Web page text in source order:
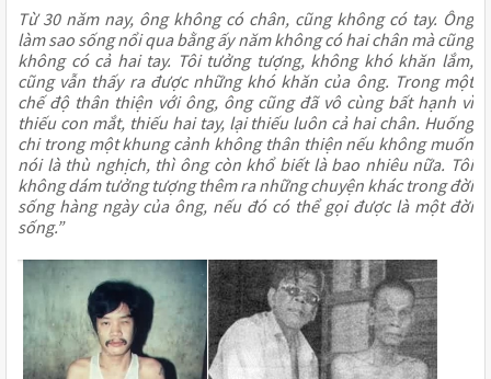
Từ 30 năm nay, ông không có chân, cũng không có tay. Ông
làm sao sống nổi qua bằng ấy năm không có hai chân mà cũng
không có cả hai tay. Tôi tưởng tượng, không khó khăn lắm,
cũng vẫn thấy ra được những khó khăn của ông. Trong một
chế độ thân thiện với ông, ông cũng đã vô cùng bất hạnh vì
thiếu con mắt, thiếu hai tay, lại thiếu luôn cả hai chân. Huống
chi trong một khung cảnh không thân thiện nếu không muốn
nói là thù nghịch, thì ông còn khổ biết là bao nhiêu nữa. Tôi
không dám tưởng tượng thêm ra những chuyện khác trong đời
sống hàng ngày của ông, nếu đó có thể gọi được là một đời
sống.”